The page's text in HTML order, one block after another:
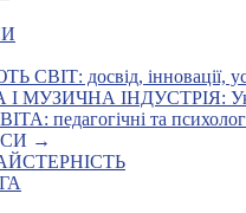
досвід, інновації,
ІНДУСТРІЯ:
педагогічні та
→